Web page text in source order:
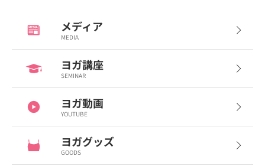
メディア
MEDIA
ヨガ講座
SEMINAR
ヨガ動画
YOUTUBE
ヨガグッズ
GOODS